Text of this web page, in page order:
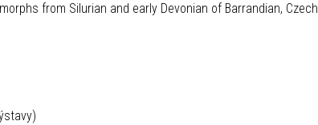
from Silurian and early Devonian of Barrandian, Czech